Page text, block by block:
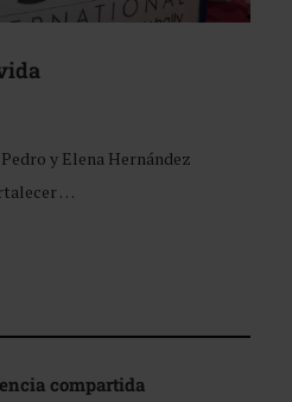
y Elena Hernández
…
compartida